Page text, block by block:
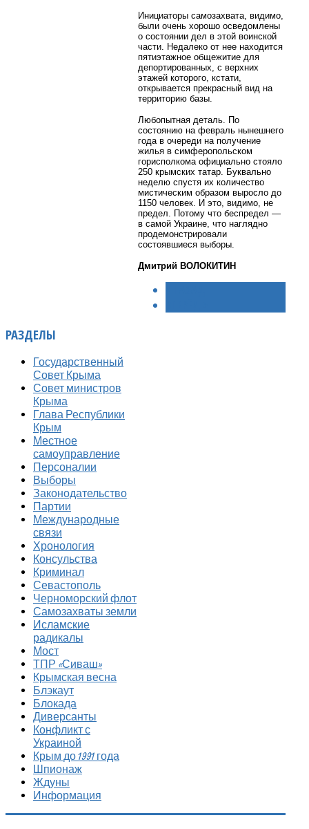
Инициаторы самозахвата, видимо,
были очень хорошо осведомлены
о состоянии дел в этой воинской
части. Недалеко от нее находится
пятиэтажное общежитие для
депортированных, с верхних
этажей которого, кстати,
открывается прекрасный вид на
территорию базы.
Любопытная деталь. По
состоянию на февраль нынешнего
года в очереди на получение
жилья в симферопольском
горисполкома официально стояло
250 крымских татар. Буквально
неделю спустя их количество
мистическим образом выросло до
1150 человек. И это, видимо, не
предел. Потому что беспредел —
в самой Украине, что наглядно
продемонстрировали
состоявшиеся выборы.
Дмитрий ВОЛОКИТИН
РАЗДЕЛЫ
Государственный
Совет Крыма
Совет министров
Крыма
Глава Республики
Крым
Местное
самоуправление
Персоналии
Выборы
Законодательство
Партии
Международные
связи
Хронология
Консульства
Криминал
Севастополь
Черноморский флот
Самозахваты земли
Исламские
радикалы
Мост
ТПР «Сиваш»
Крымская весна
Блэкаут
Блокада
Диверсанты
Конфликт с
Украиной
Крым до 1991 года
Шпионаж
Ждуны
Информация